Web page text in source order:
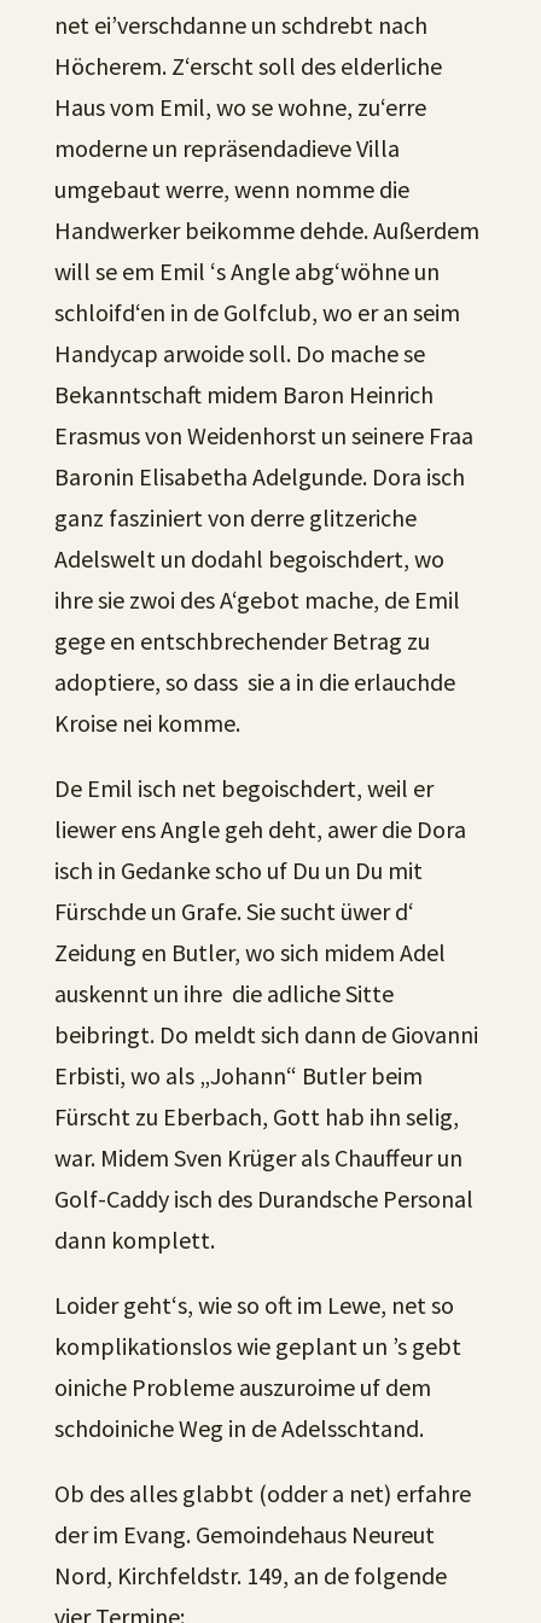
net ei’verschdanne un schdrebt nach
Höcherem. Z‘erscht soll des elderliche
Haus vom Emil, wo se wohne, zu‘erre
moderne un repräsendadieve Villa
umgebaut werre, wenn nomme die
Handwerker beikomme dehde. Außerdem
will se em Emil ‘s Angle abg‘wöhne un
schloifd‘en in de Golfclub, wo er an seim
Handycap arwoide soll. Do mache se
Bekanntschaft midem Baron Heinrich
Erasmus von Weidenhorst un seinere Fraa
Baronin Elisabetha Adelgunde. Dora isch
ganz fasziniert von derre glitzeriche
Adelswelt un dodahl begoischdert, wo
ihre sie zwoi des A‘gebot mache, de Emil
gege en entschbrechender Betrag zu
adoptiere, so dass sie a in die erlauchde
Kroise nei komme.
De Emil isch net begoischdert, weil er
liewer ens Angle geh deht, awer die Dora
isch in Gedanke scho uf Du un Du mit
Fürschde un Grafe. Sie sucht üwer d‘
Zeidung en Butler, wo sich midem Adel
auskennt un ihre die adliche Sitte
beibringt. Do meldt sich dann de Giovanni
Erbisti, wo als „Johann“ Butler beim
Fürscht zu Eberbach, Gott hab ihn selig,
war. Midem Sven Krüger als Chauffeur un
Golf-Caddy isch des Durandsche Personal
dann komplett.
Loider geht‘s, wie so oft im Lewe, net so
komplikationslos wie geplant un ’s gebt
oiniche Probleme auszuroime uf dem
schdoiniche Weg in de Adelsschtand.
Ob des alles glabbt (odder a net) erfahre
der im Evang. Gemoindehaus Neureut
Nord, Kirchfeldstr. 149, an de folgende
vier Termine: